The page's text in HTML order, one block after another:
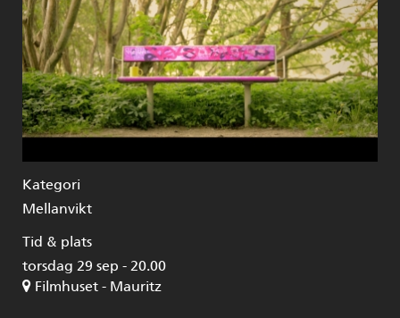
Kategori
Mellanvikt
Tid & plats
torsdag 29 sep - 20.00
Filmhuset - Mauritz